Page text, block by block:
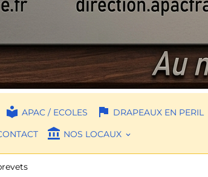
APAC / ECOLES DRAPEAUX EN PERIL
NOS LOCAUX